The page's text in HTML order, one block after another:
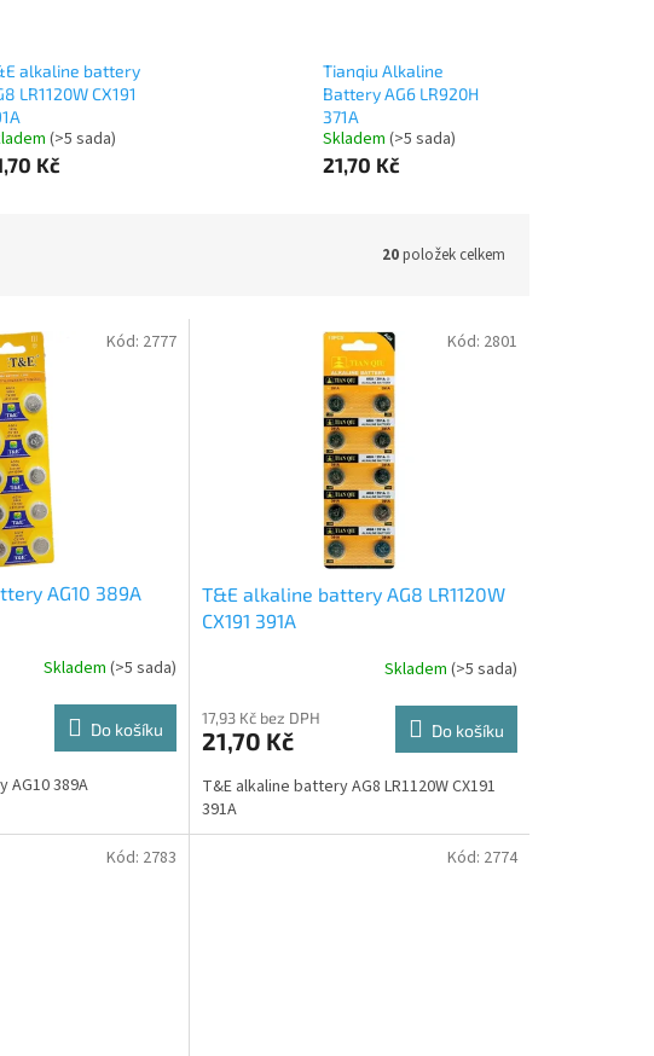
alkaline battery
LR1120W CX191
(>5 sada)
Kč
Tianqiu Alkaline
Battery AG6 LR920H
371A
Skladem (>5 sada)
21,70 Kč
20položek celkem
AG10 389A
Skladem (>5 sada)
Do košíku
AG10 389A
Kód: 2777
T&E alkaline battery AG8 LR1120W
CX191 391A
Skladem (>5 sada)
17,93 Kč bez DPH
21,70 Kč Do košíku
T&E alkaline battery AG8 LR1120W CX191
391A
Kód: 2801
Kód: 2783 Kód: 2774